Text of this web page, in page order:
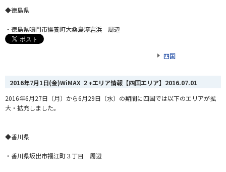
◆徳島県
・徳島県鳴門市撫養町大桑島濘岩浜 周辺
四国
2016年7月1日(金)WiMAX ２+エリア情報【四国エリア】 2016.07.01
2016年6月27日（月）から6月29日（水）の期間に四国では以下のエリアが拡
大・拡充しました。
◆香川県
・香川県坂出市福江町３丁目 周辺